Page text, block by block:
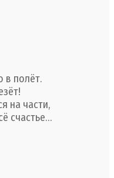
в полёт.
на части,
счастье…